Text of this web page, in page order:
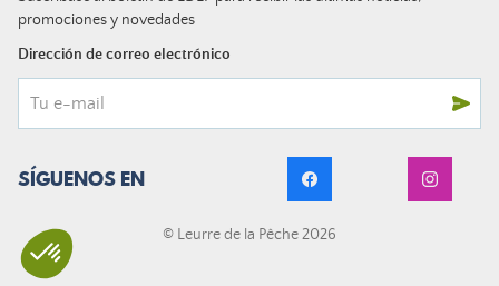
promociones y novedades
Dirección de correo electrónico
SÍGUENOS EN
© Leurre de la Pêche 2026